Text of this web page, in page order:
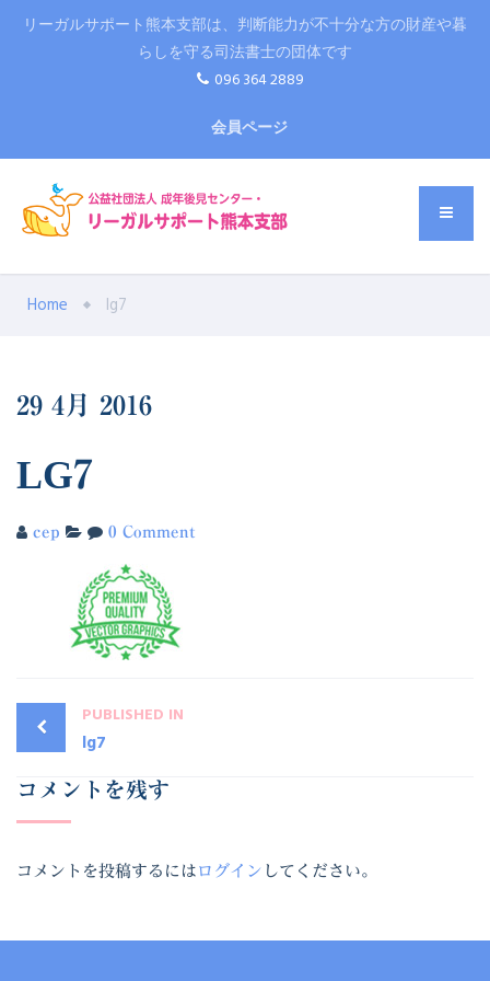
リーガルサポート熊本支部は、判断能力が不十分な方の財産や暮
らしを守る司法書士の団体です
096 364 2889
会員ページ
Home lg7
29 4月 2016
LG7
cep 0 Comment
PUBLISHED IN
lg7
コメントを残す
コメントを投稿するには ログイン してください。